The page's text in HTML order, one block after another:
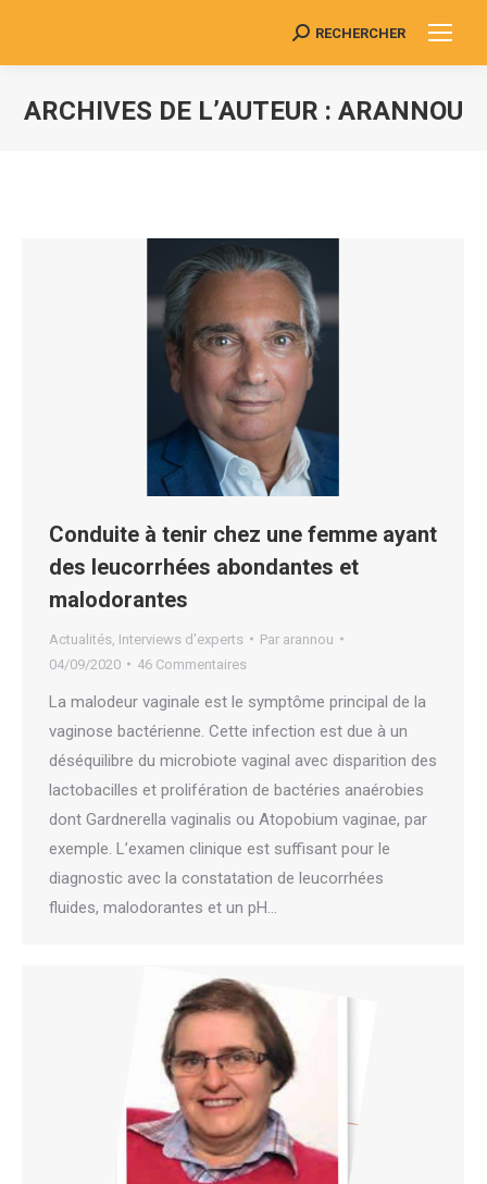
Search:
RECHERCHER
ARCHIVES DE L’AUTEUR : ARANNOU
Conduite à tenir chez une femme ayant
des leucorrhées abondantes et
malodorantes
Actualités Interviews d'experts Par arannou
04/09/2020
46 Commentaires
La malodeur vaginale est le symptôme principal de la
vaginose bactérienne. Cette infection est due à un
déséquilibre du microbiote vaginal avec disparition des
lactobacilles et prolifération de bactéries anaérobies
dont Gardnerella vaginalis ou Atopobium vaginae, par
exemple. L’examen clinique est suffisant pour le
diagnostic avec la constatation de leucorrhées
fluides, malodorantes et un pH…